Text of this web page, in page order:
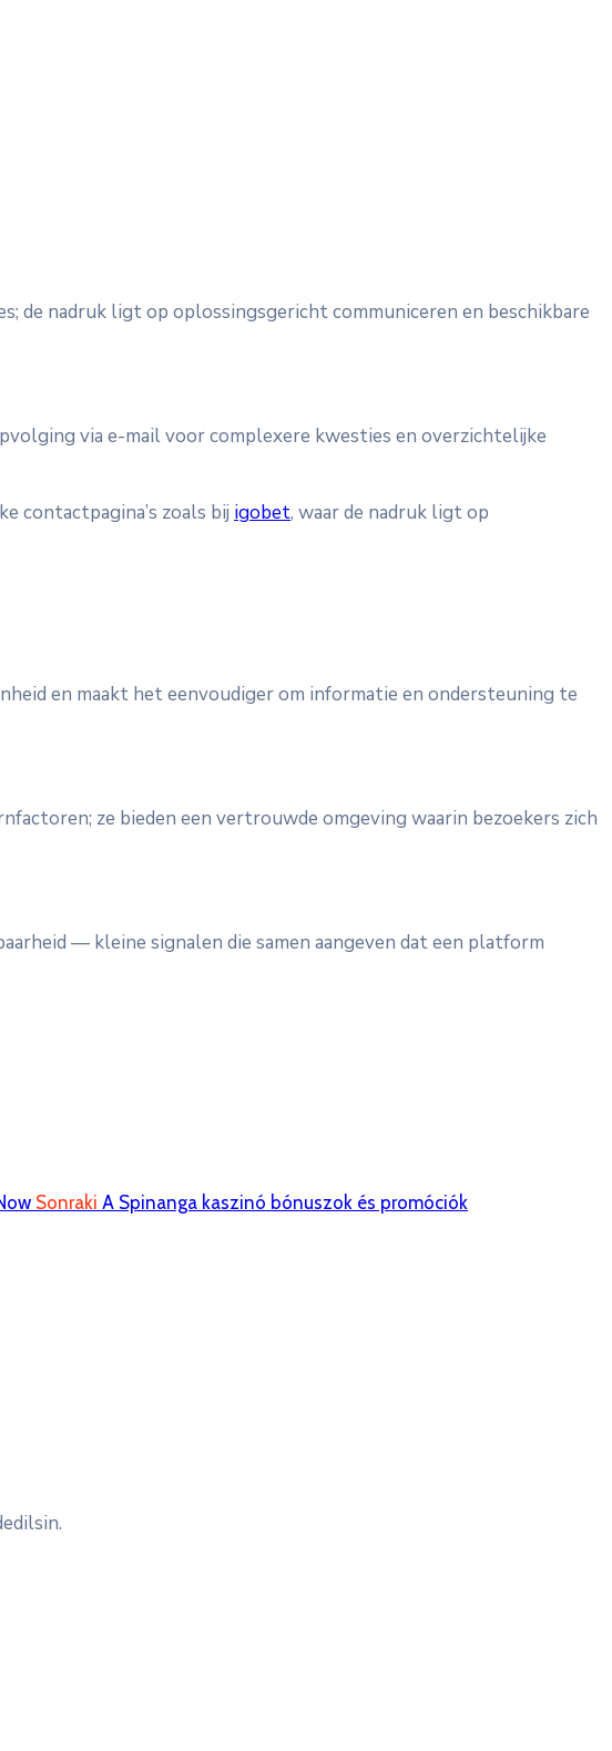
de nadruk ligt op oplossingsgericht communiceren en beschikbare
via e-mail voor complexere kwesties en overzichtelijke
contactpagina’s zoals bij igobet, waar de nadruk ligt op
en maakt het eenvoudiger om informatie en ondersteuning te
ze bieden een vertrouwde omgeving waarin bezoekers zich
— kleine signalen die samen aangeven dat een platform
Sonraki A Spinanga kaszinó bónuszok és promóciók